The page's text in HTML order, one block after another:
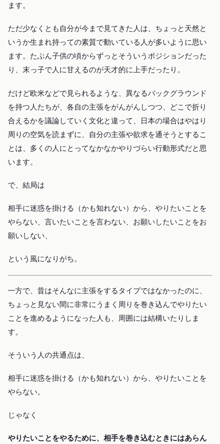
ます。
ただ少なくとも自分が今まで見てきた人は、ちょっと天然と
いうか生まれ持っての素質で動いている人が多いように思い
ます。たぶん子供の頃からずっとそういうポジションだった
り、末っ子で人に甘えるのが天才的に上手だったり。
だけど欧米などで見られるような、異なるバックグラウンド
を持つ人たちが、各自の主張をがんがんしつつ、どこで折り
合えるかを議論していく文化と違って、日本の場合はやはり
周りの空気を読まずに、自分の主張や欲求を通そうとするこ
とは、多くの人にとってなかなかやりづらい行動形式だと思
います。
で、結局は
相手に迷惑を掛ける（かも知れない）から、やりたいことを
やらない、言いたいことを言わない、お願いしたいことをお
願いしない、
という風になりがち。
一方で、昔はそんなに主張をするタイプではなかったのに、
ちょっと見ない間に非常にうまく周りを巻き込んでやりたい
ことを進めるようになった人も、周囲には結構いたりしま
す。
そういう人の共通点は、
相手に迷惑を掛ける（かも知れない）から、やりたいことを
やらない。
じゃなく
やりたいことをやるために、相手を巻き込むときにはあらん